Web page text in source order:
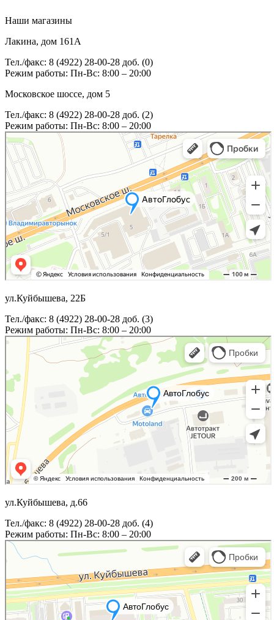
Наши магазины
Лакина, дом 161А
Тел./факс: 8 (4922) 28-00-28 доб. (0)
Режим работы: Пн-Вс: 8:00 – 20:00
Московское шоссе, дом 5
Тел./факс: 8 (4922) 28-00-28 доб. (2)
Режим работы: Пн-Вс: 8:00 – 20:00
ул.Куйбышева, 22Б
Тел./факс: 8 (4922) 28-00-28 доб. (3)
Режим работы: Пн-Вс: 8:00 – 20:00
ул.Куйбышева, д.66
Тел./факс: 8 (4922) 28-00-28 доб. (4)
Режим работы: Пн-Вс: 8:00 – 20:00